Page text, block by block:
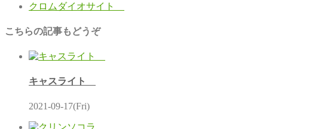
クロムダイオサイト
こちらの記事もどうぞ
キャスライト
2021-09-17(Fri)